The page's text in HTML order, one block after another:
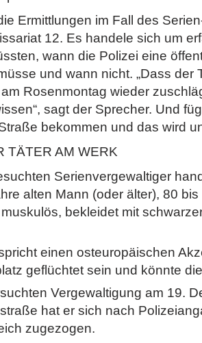
Ermittlungen im Fall des
12. Es handele sich um
wann die Polizei eine
und wann nicht. „Dass der
Rosenmontag wieder
sagt der Sprecher. Und
bekommen und das wird
TÄTER AM WERK
Serienvergewaltiger
alten Mann (oder älter), 80
bekleidet mit
einen osteuropäischen
geflüchtet sein und könnte
Vergewaltigung am 19.
hat er sich nach
zugezogen.